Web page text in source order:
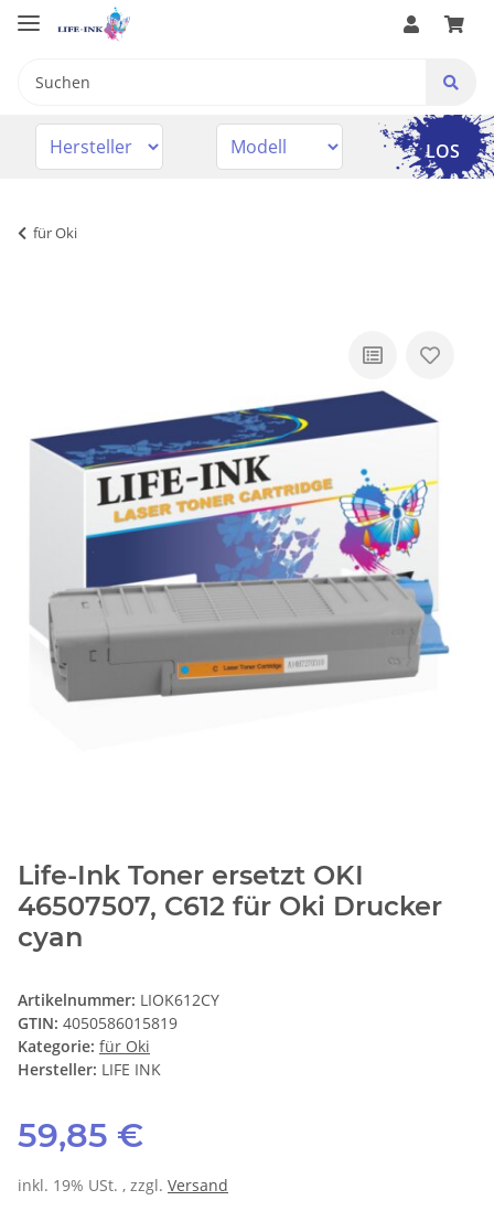
LOS
für Oki
Life-Ink Toner ersetzt OKI
46507507, C612 für Oki Drucker
cyan
Artikelnummer: LIOK612CY
GTIN: 4050586015819
Kategorie: für Oki
Hersteller: LIFE INK
59,85 €
inkl. 19% USt. , zzgl. Versand